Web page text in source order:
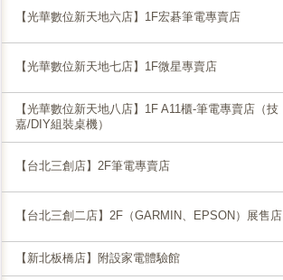
【光華數位新天地六店】1F宏碁筆電專賣店
【光華數位新天地七店】1F微星專賣店
【光華數位新天地八店】1F A11櫃-筆電專賣店（技
嘉/DIY組裝桌機）
【台北三創店】2F筆電專賣店
【台北三創二店】2F（GARMIN、EPSON）展售店
【新北板橋店】附設家電體驗館